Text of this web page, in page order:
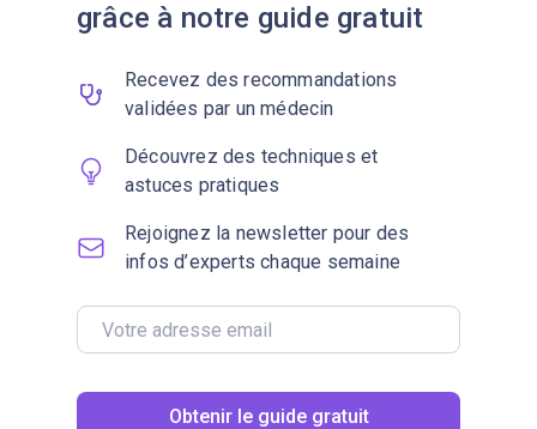
grâce à notre guide gratuit
Obtenir le guide gratuit
Recevez des recommandations
validées par un médecin
Découvrez des techniques et
astuces pratiques
Rejoignez la newsletter pour des
infos d’experts chaque semaine